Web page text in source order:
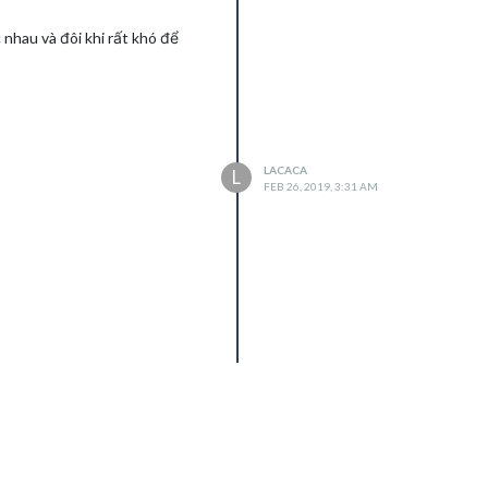
và đôi khi rất khó để
chú ý những dấu hiệu
hay chạy xung quanh.
L
LACACA
FEB 26, 2019, 3:31 AM